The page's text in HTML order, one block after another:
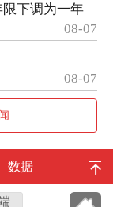
下调为一年
08-07
08-07
数据